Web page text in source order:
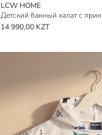
LCW HOME
14 990,00 KZT